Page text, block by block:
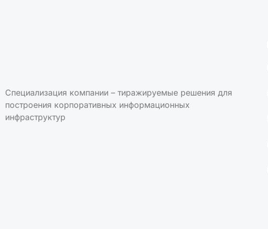
Специализация компании – тиражируемые решения для
построения корпоративных информационных
инфраструктур